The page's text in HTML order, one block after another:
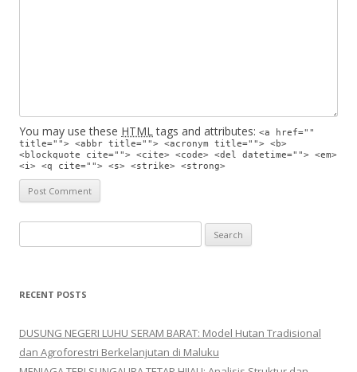
You may use these HTMLtags and attributes: <a href=""
title=""> <abbr title=""> <acronym title=""> <b>
<blockquote cite=""> <cite> <code> <del datetime=""> <em>
<i> <q cite=""> <s> <strike> <strong>
RECENT POSTS
DUSUNG NEGERI LUHU SERAM BARAT: Model Hutan Tradisional
dan Agroforestri Berkelanjutan di Maluku